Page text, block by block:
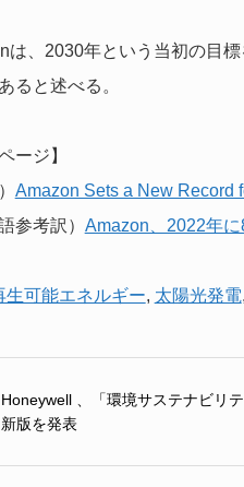
は、2030年という当初の目
ると述べる。
ージ】
Amazon Sets a New Record
参考訳） Amazon、2022年
生可能エネルギー, 太陽光発電,
Honeywell 、「環境サステナビリ
新版を発表